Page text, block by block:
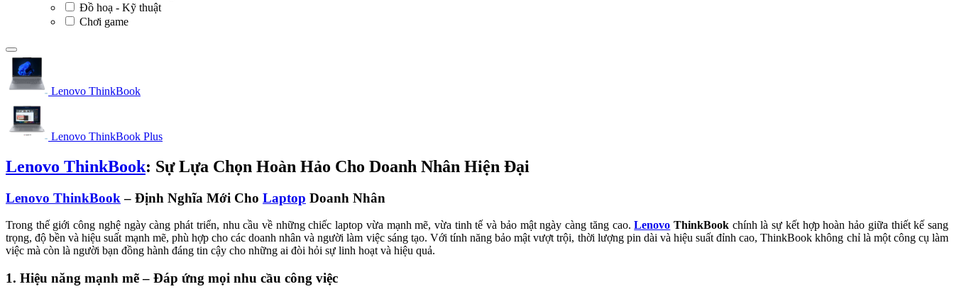
Đồ hoạ - Kỹ thuật
Chơi game
Lenovo ThinkBook
Lenovo ThinkBook Plus
Lenovo ThinkBook: Sự Lựa Chọn Hoàn Hảo Cho Doanh Nhân Hiện Đại
Lenovo ThinkBook – Định Nghĩa Mới Cho Laptop Doanh Nhân
Trong thế giới công nghệ ngày càng phát triển, nhu cầu về những chiếc laptop vừa mạnh mẽ, vừa tinh tế và bảo mật ngày càng tăng cao.Lenovo ThinkBook chính là sự kết hợp hoàn hảo giữa thiết kế sang
trọng, độ bền và hiệu suất mạnh mẽ, phù hợp cho các doanh nhân và người làm việc sáng tạo. Với tính năng bảo mật vượt trội, thời lượng pin dài và hiệu suất đỉnh cao, ThinkBook không chỉ là một công cụ làm
việc mà còn là người bạn đồng hành đáng tin cậy cho những ai đòi hỏi sự linh hoạt và hiệu quả.
1. Hiệu năng mạnh mẽ – Đáp ứng mọi nhu cầu công việc